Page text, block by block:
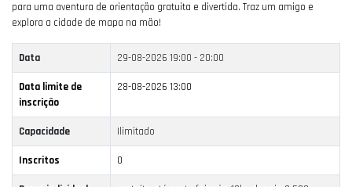
para uma aventura de orientação gratuita e divertida. Traz um amigo e
explora a cidade de mapa na mão!
Data 29-08-2026 19:00 - 20:00
Data limite de
inscrição
28-08-2026 13:00
Capacidade Ilimitado
Inscritos 0